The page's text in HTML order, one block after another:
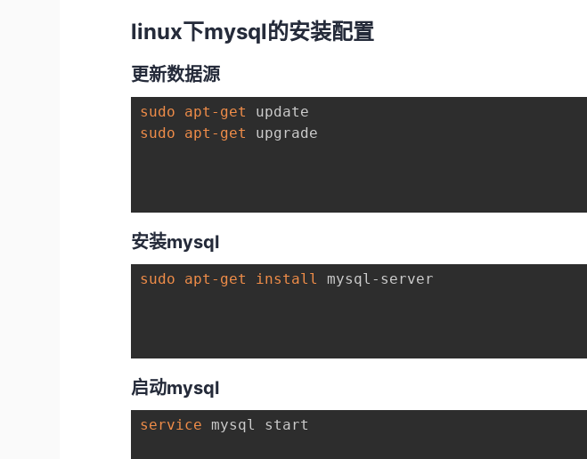
linux下mysql的安装配置
更新数据源
sudo apt-get
sudo
apt-get upgrade
安装mysql
sudo apt-get install mysql-server
启动mysql
service mysql start